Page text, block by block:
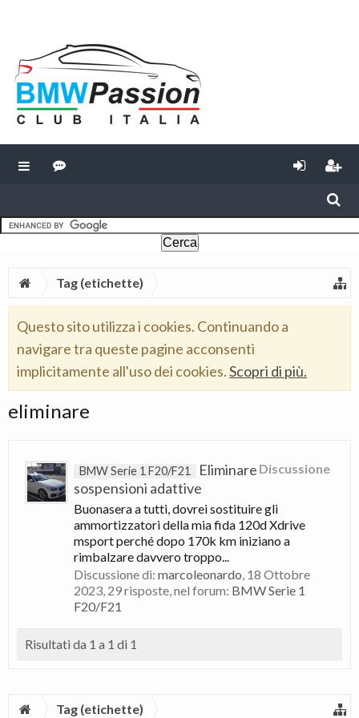
Tag (etichette)
Questo sito utilizza i cookies. Continuando a
navigare tra queste pagine acconsenti
implicitamente all'uso dei cookies.Scopri di più.
eliminare
Discussione
BMW Serie 1 F20/F21
Eliminare
sospensioni adattive
Buonasera a tutti, dovrei sostituire gli
ammortizzatori della mia fida 120d Xdrive
msport perché dopo 170k km iniziano a
rimbalzare davvero troppo...
Discussione di: marcoleonardo, 18 Ottobre
2023, 29 risposte, nel forum: BMW Serie 1
F20/F21
Risultati da 1 a 1 di 1
Tag (etichette)